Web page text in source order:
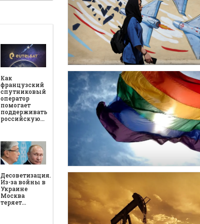
Как
французский
спутниковый
оператор
помогает
поддерживать
российскую…
Десоветизация.
Из-за войны в
Украине
Москва
теряет…